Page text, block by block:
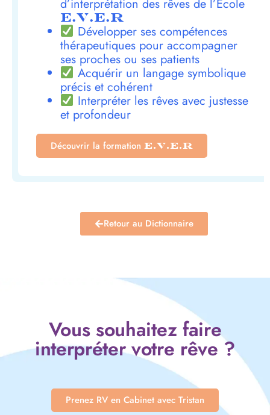
d’interprétation des rêves de l’École
E.V.E.R
Développer ses compétences
thérapeutiques pour accompagner
ses proches ou ses patients
Acquérir un langage symbolique
précis et cohérent
Interpréter les rêves avec justesse
et profondeur
Découvrir la formation E.V.E.R
Retour au Dictionnaire
Vous souhaitez faire
interpréter votre rêve ?
Prenez RV en Cabinet avec Tristan